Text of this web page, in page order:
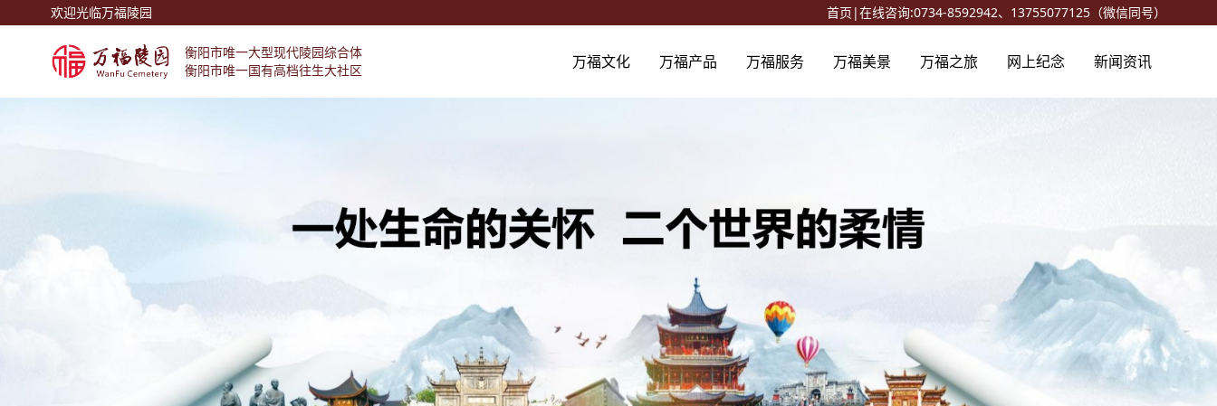
欢迎光临万福陵园 首页 |在线咨询:0734-8592942、13755077125（微信同号）
衡阳市唯一大型现代陵园综合体
衡阳市唯一国有高档往生大社区
万福文化 万福产品 万福服务 万福美景 万福之旅 网上纪念 新闻资讯